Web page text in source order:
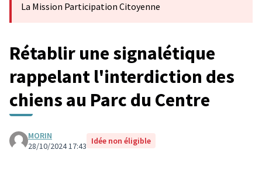
La Mission Participation Citoyenne
Rétablir une signalétique
rappelant l'interdiction des
chiens au Parc du Centre
MORIN
28/10/2024 17:43 Idée non éligible